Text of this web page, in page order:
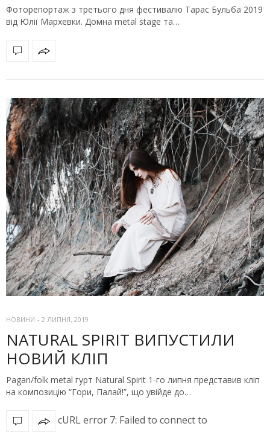
Фоторепортаж з третього дня фестивалю Тарас Бульба 2019
від Юлії Мархевки. Домна metal stage та…
НОВИНИ - 2 ЛИПНЯ, 2019
NATURAL SPIRIT ВИПУСТИЛИ
НОВИЙ КЛІП
Pagan/folk metal гурт Natural Spirit 1-го липня представив кліп
на композицію “Гори, Палай!”, що увійде до…
cURL error 7: Failed to connect to